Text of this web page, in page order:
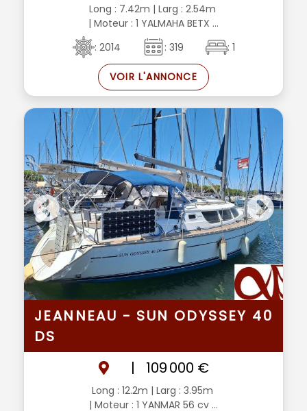
Long : 7.42m | Larg : 2.54m
| Moteur : 1 YALMAHA BETX ...
: 2014
: 319 : 1
VOIR L'ANNONCE
JEANNEAU - SUN ODYSSEY 40
DS
|
109 000 €
Long : 12.2m | Larg : 3.95m
| Moteur : 1 YANMAR 56 cv ...